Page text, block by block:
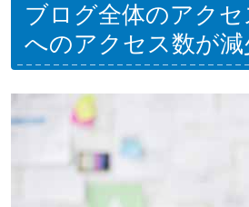
ブログ全体のアク
へのアクセス数が減